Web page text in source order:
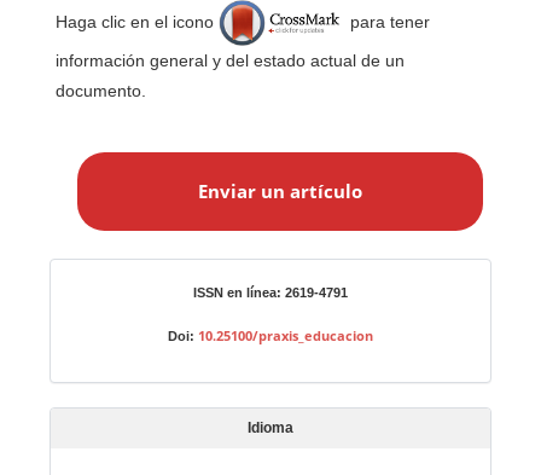
Haga clic en el icono para tener
información general y del estado actual de un
documento.
a
Enviar un artículo
ISSN en línea: 2619-4791
Doi: 10.25100/praxis_educacion
Idioma